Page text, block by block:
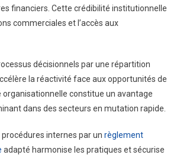
financiers. Cette crédibilité institutionnelle
commerciales et l’accès aux
décisionnels par une répartition
la réactivité face aux opportunités de
organisationnelle constitue un avantage
dans des secteurs en mutation rapide.
internes par un règlement
adapté harmonise les pratiques et sécurise